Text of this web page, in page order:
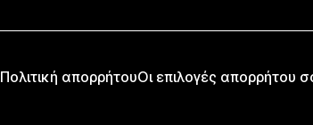
Πολιτική απορρήτουΟι επιλογές απορρήτου